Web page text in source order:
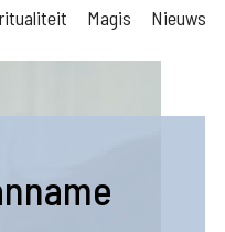
Magis Nieuws